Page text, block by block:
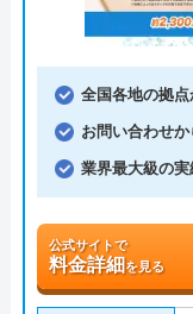
全国各地の拠
お問い合わせ
業界最大級の
公式サイトで
料金詳細を見る